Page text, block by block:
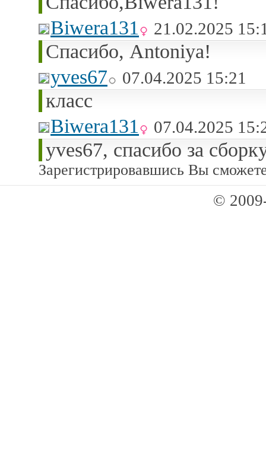
Biwera131
21.02.2025
Спасибо, Antoniya!
yves67
07.04.2025 15:21
класс
Biwera131
07.04.2025
yves67, спасибо за
Зарегистрировавшись Вы
©